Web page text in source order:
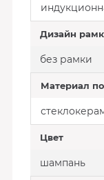
Дизайн
без рамки
Материал
Цвет
шампань